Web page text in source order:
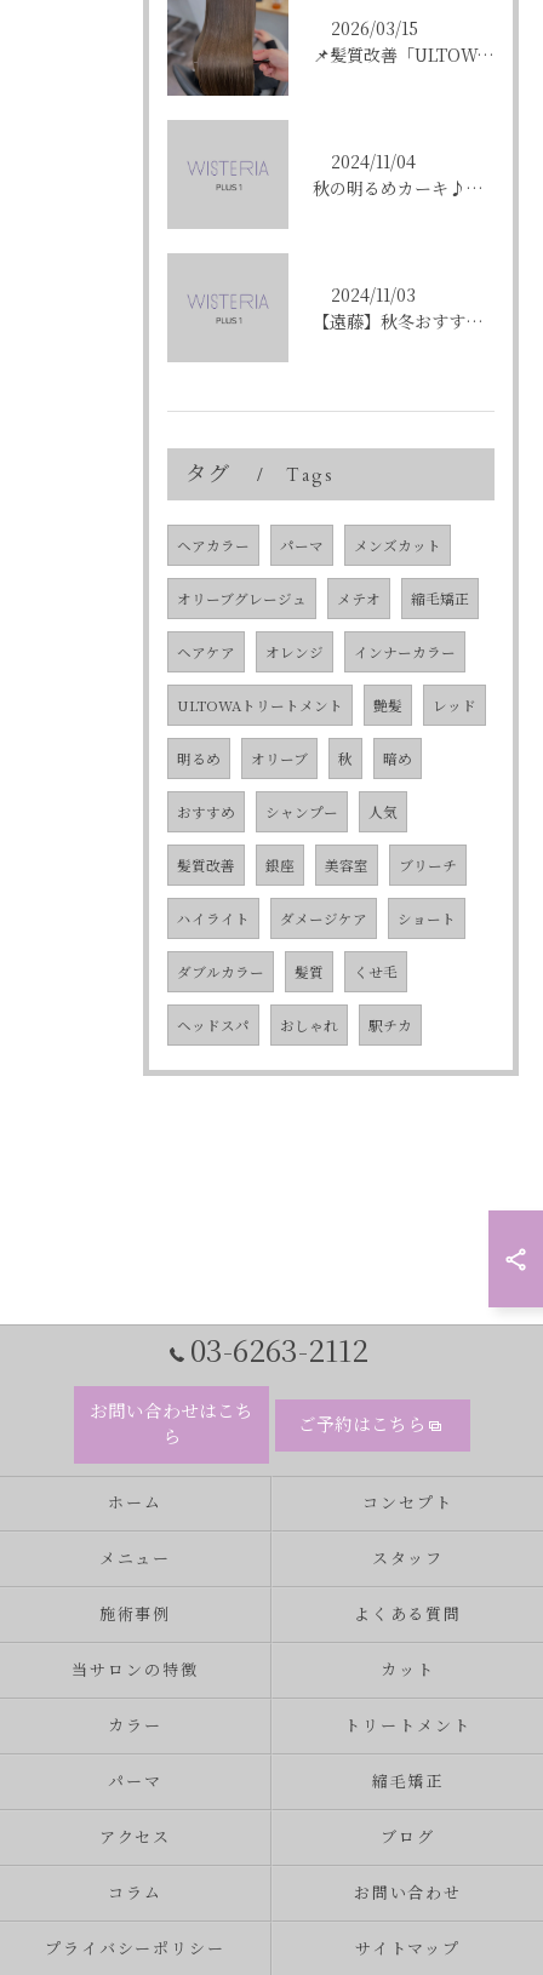
2026/03/15
📌髪質改善「ULTOWAトリートメント」はこんな方にオススメ...
2024/11/04
秋の明るめカーキ♪〈ikumi〉
2024/11/03
【遠藤】秋冬おすすめの艶カラー「ショコラブラウン」
タグ Tags
ヘアカラー パーマ メンズカット
オリーブグレージュ メテオ 縮毛矯正
ヘアケア オレンジ インナーカラー
ULTOWAトリートメント 艶髪 レッド
明るめ オリーブ 秋 暗め
おすすめ シャンプー 人気
髪質改善 銀座 美容室 ブリーチ
ハイライト ダメージケア ショート
ダブルカラー 髪質 くせ毛
ヘッドスパ おしゃれ 駅チカ
03-6263-2112
お問い合わせはこち
ら
ご予約はこちら
ホーム コンセプト
メニュー スタッフ
施術事例 よくある質問
当サロンの特徴 カット
カラー トリートメント
パーマ 縮毛矯正
アクセス ブログ
コラム お問い合わせ
プライバシーポリシー サイトマップ